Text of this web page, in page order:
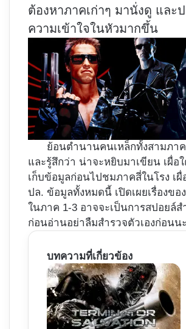
ต้องหาภาคเก่าๆ มานั่งดู และ
ความเข้าใจในหัวมากขึ้น
ย้อนตำนานคนเหล็กทั้งสามภา
และรู้สึกว่า น่าจะหยิบมาเขียน เผื่อ
เก็บข้อมูลก่อนไปชมภาคสี่ในโรง เผื่
ปล. ข้อมูลทั้งหมดนี้ เปิดเผยเรื่องขอ
ในภาค 1-3 อาจจะเป็นการสปอยล์
ก่อนอ่านอย่าลืมสำรวจตัวเองก่อนน
บทความที่เกี่ยวข้อง